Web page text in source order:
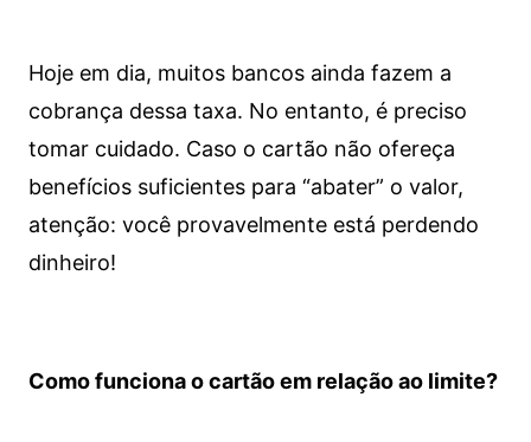
Hoje em dia, muitos bancos ainda fazem a
cobrança dessa taxa. No entanto, é preciso
tomar cuidado. Caso o cartão não ofereça
benefícios suficientes para “abater” o valor,
atenção: você provavelmente está perdendo
dinheiro!
Como funciona o cartão em relação ao limite?